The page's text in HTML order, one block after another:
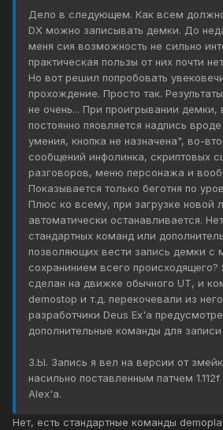
Дело в следующем. Как всем
DX можно записывать демки. До
меня сия возможность не сильно
практическая пользы от них почти
Но вот решил попробовать
прохождение. Просто так.
не очень... При проигрывании демки,
постоянно пяовляется надпись
умения, кнопка не назначена", во-
сообщений инфолинка, скриптовых
разговоров, меню персонажа и
Показывается только беготня по
Плюс ко всему, при загрузке новой
автоматически останавливается.
стандартных команд или
позволяющих вести запись демки с
сохранинием всего происходящего?
сделан на движке обычного UT, и
demostop и т.д. перекочевали из
разработчики Deus Ex'а
дополнительные команды для
З.Ы. Запись я вел на версии от
насильно поставленным патчем
Alex'а.
Нет, есть стандартные команды